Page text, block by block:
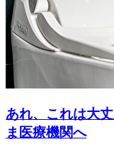
あれ、これは大
ま医療機関へ